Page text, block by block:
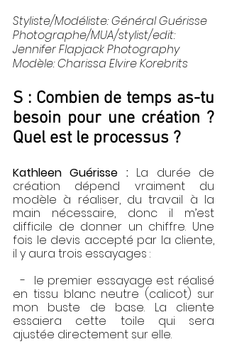
Styliste/Modéliste: Général Guérisse
Photographe/MUA/stylist/edit:
Jennifer Flapjack Photography
Modèle: Charissa Elvire Korebrits
S : Combien de temps as-tu
besoin pour une création ?
Quel est le processus ?
Kathleen Guérisse : La durée de
création dépend vraiment du
modèle à réaliser, du travail à la
main nécessaire, donc il m’est
difficile de donner un chiffre. Une
fois le devis accepté par la cliente,
il y aura trois essayages :
  -  le premier essayage est réalisé
en tissu blanc neutre (calicot) sur
mon buste de base. La cliente
essaiera cette toile qui sera
ajustée directement sur elle.